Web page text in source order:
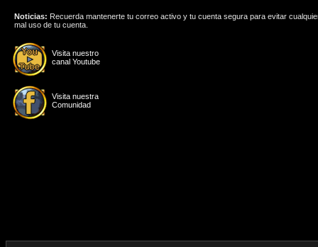
Visita nuestro
canal Youtube
Visita nuestra
Comunidad
Noticias: Recuerda mantenerte tu correo activo y tu cuenta segura para evitar
mal uso de tu cuenta.